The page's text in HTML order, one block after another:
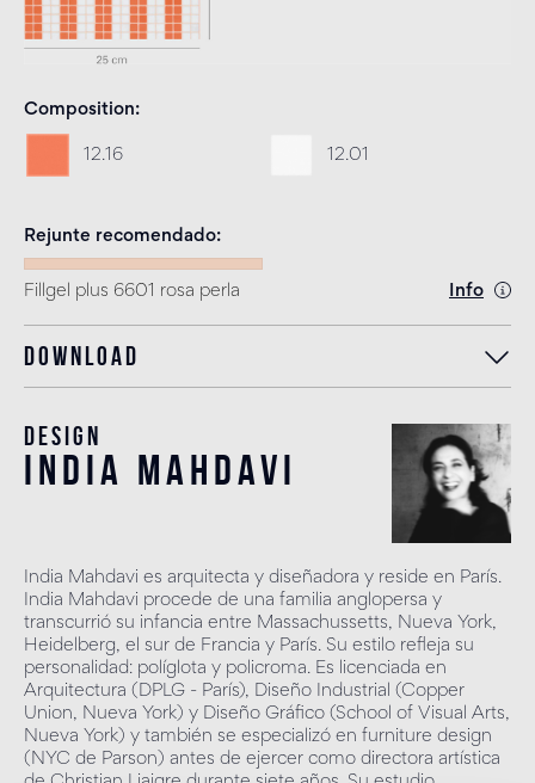
Composition
12.16 12.01
Rejunte recomendado
Fillgel plus 6601 rosa perla Info
Download
Design
india mahdavi
India Mahdavi es arquitecta y diseñadora y reside en París.
India Mahdavi procede de una familia anglopersa y
transcurrió su infancia entre Massachussetts, Nueva York,
Heidelberg, el sur de Francia y París. Su estilo refleja su
personalidad: políglota y policroma. Es licenciada en
Arquitectura (DPLG - París), Diseño Industrial (Copper
Union, Nueva York) y Diseño Gráfico (School of Visual Arts,
Nueva York) y también se especializó en furniture design
(NYC de Parson) antes de ejercer como directora artística